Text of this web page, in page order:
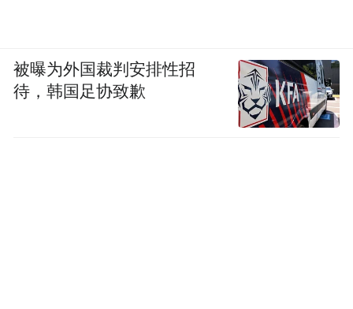
被曝为外国裁判安排性招
待，韩国足协致歉